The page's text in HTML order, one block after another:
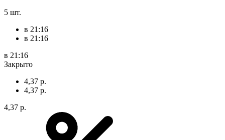
5 шт.
в 21:16
в 21:16
в 21:16
Закрыто
4,37 р.
4,37 р.
4,37 р.